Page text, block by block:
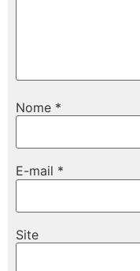
Nome *
E-mail *
Site